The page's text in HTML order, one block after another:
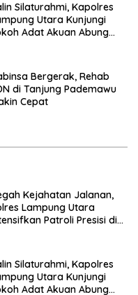
Silaturahmi, Kapolres
Utara Kunjungi
Adat Akuan Abung
Bergerak, Rehab
di Tanjung Pademawu
Cepat
Kejahatan Jalanan,
Lampung Utara
Patroli Presisi di
Silaturahmi, Kapolres
Utara Kunjungi
Adat Akuan Abung